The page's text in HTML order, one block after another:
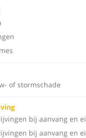
of stormschade
bij aanvang en
bij aanvang en